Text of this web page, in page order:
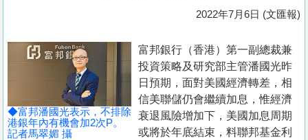
置
冊
2022年7月6日 (文匯報)
◆富邦潘國光表示，不排除
港銀年內有機會加2次P。
記者馬翠媚 攝
富邦銀行（香港）第一副總裁兼
投資策略及研究部主管潘國光昨
日預期，面對美國經濟轉差，相
信美聯儲仍會繼續加息，惟經濟
衰退風險增加下，美國加息周期
或將於年底結束，料聯邦基金利